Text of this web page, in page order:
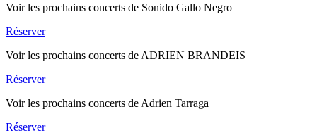
Voir les prochains concerts de Sonido Gallo Negro
Réserver
Voir les prochains concerts de ADRIEN BRANDEIS
Réserver
Voir les prochains concerts de Adrien Tarraga
Réserver